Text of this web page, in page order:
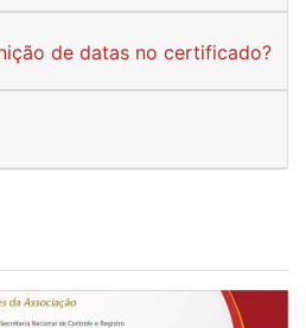
de datas no certificado?